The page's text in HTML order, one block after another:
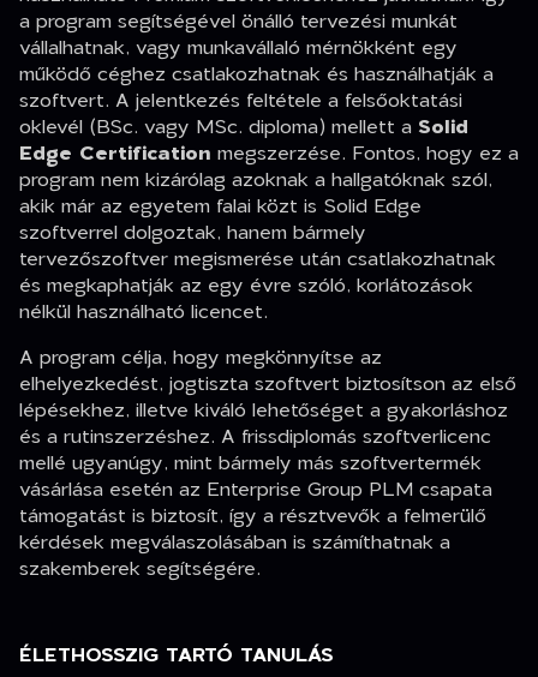
a program segítségével önálló tervezési munkát
vállalhatnak, vagy munkavállaló mérnökként egy
működő céghez csatlakozhatnak és használhatják a
szoftvert. A jelentkezés feltétele a felsőoktatási
oklevél (BSc. vagy MSc. diploma) mellett a Solid
Edge Certification megszerzése. Fontos, hogy ez a
program nem kizárólag azoknak a hallgatóknak szól,
akik már az egyetem falai közt is Solid Edge
szoftverrel dolgoztak, hanem bármely
tervezőszoftver megismerése után csatlakozhatnak
és megkaphatják az egy évre szóló, korlátozások
nélkül használható licencet.
A program célja, hogy megkönnyítse az
elhelyezkedést, jogtiszta szoftvert biztosítson az első
lépésekhez, illetve kiváló lehetőséget a gyakorláshoz
és a rutinszerzéshez. A frissdiplomás szoftverlicenc
mellé ugyanúgy, mint bármely más szoftvertermék
vásárlása esetén az Enterprise Group PLM csapata
támogatást is biztosít, így a résztvevők a felmerülő
kérdések megválaszolásában is számíthatnak a
szakemberek segítségére.
ÉLETHOSSZIG TARTÓ TANULÁS